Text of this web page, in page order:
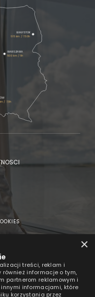
WARSZAWA
500 km / 6h
BIAŁYSTOK
615 km / 7.50h
/ 7,5h
nad morzem
×
treści, reklam i
informacje o tym,
partnerom reklamowym i
informacjami, które
korzystania przez